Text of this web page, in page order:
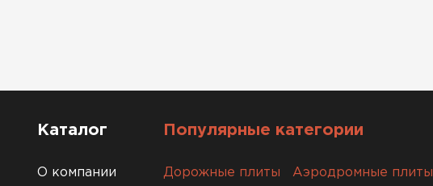
Каталог
О компании
Популярные категории
Дорожные плиты Аэродромные плиты